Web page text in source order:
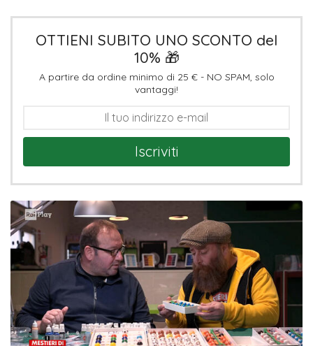
OTTIENI SUBITO UNO SCONTO del
10% 🎁
A partire da ordine minimo di 25 € - NO SPAM, solo
vantaggi!
Iscriviti